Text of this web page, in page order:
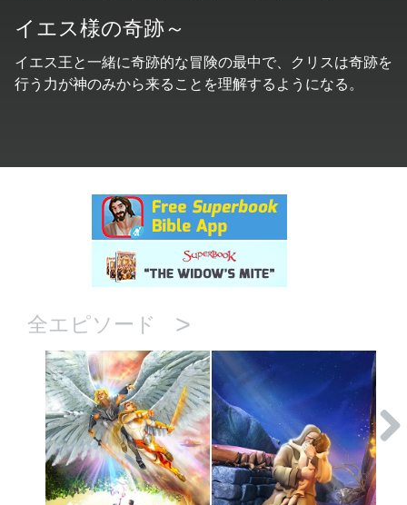
イエス様の奇跡～
イエス王と一緒に奇跡的な冒険の最中で、クリスは奇跡を
行う力が神のみから来ることを理解するようになる。
全エピソード >